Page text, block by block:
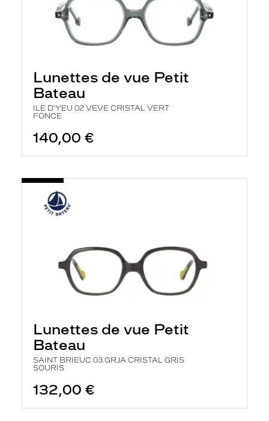
Lunettes de vue Petit
Bateau
ILE D'YEU 02 VEVE CRISTAL VERT
FONCE
140,00 €
Lunettes de vue Petit
Bateau
SAINT BRIEUC 03 GRJA CRISTAL GRIS
SOURIS
132,00 €